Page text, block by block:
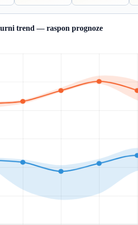
trend — raspon prognoze